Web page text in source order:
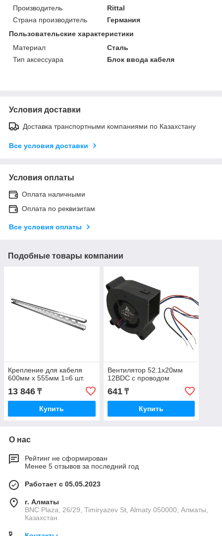
Производитель
Rittal
Страна производитель
Германия
Пользовательские характеристики
Материал
Сталь
Тип аксессуара
Блок ввода кабеля
Условия доставки
Доставка транспортными компаниями по Казахстану
Все условия доставки
Условия оплаты
Оплата наличными
Оплата по реквизитам
Все условия оплаты
Подобные товары компании
Крепление для кабеля
600мм x 555мм 1=6 шт.
13 846 ₸
Купить
Вентилятор 52.1x20мм
12ВDC с проводом
641₸
Купить
О нас
Рейтинг не сформирован
Менее 5 отзывов за последний год
Работает с 05.05.2023
г. Алматы
BNC Plaza, 26/29, Timiryazev St, Almaty 050000, Алматы,
Казахстан